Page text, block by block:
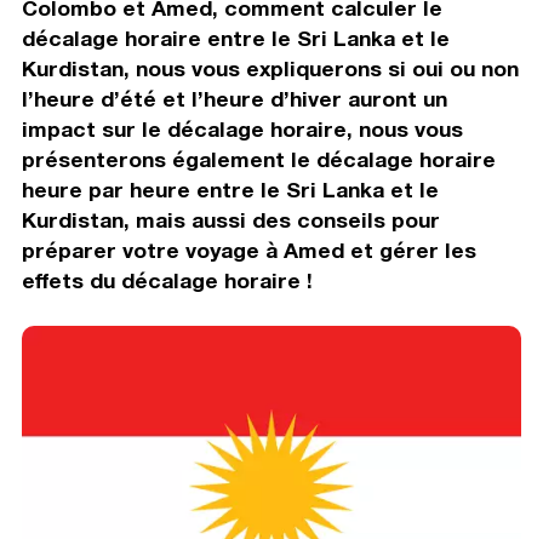
Colombo et Amed, comment calculer le
décalage horaire entre le Sri Lanka et le
Kurdistan, nous vous expliquerons si oui ou non
l’heure d’été et l’heure d’hiver auront un
impact sur le décalage horaire, nous vous
présenterons également le décalage horaire
heure par heure entre le Sri Lanka et le
Kurdistan, mais aussi des conseils pour
préparer votre voyage à Amed et gérer les
effets du décalage horaire !